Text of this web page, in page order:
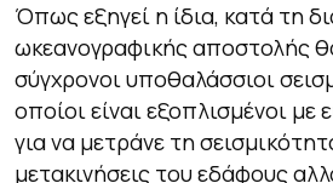
Όπως εξηγεί η ίδια, κατά τη
ωκεανογραφικής αποστολής
σύγχρονοι υποθαλάσσιοι
οποίοι είναι εξοπλισμένοι με
για να μετράνε τη
μετακινήσεις του εδάφους